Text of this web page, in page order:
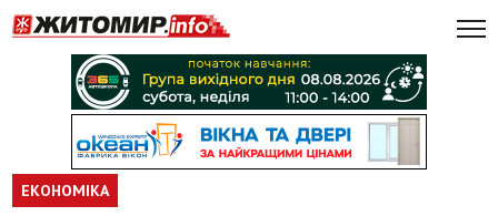
ЕКОНОМІКА